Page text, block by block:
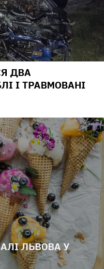
ДВА
І ТРАВМОВАНІ
ЛЬВОВА У